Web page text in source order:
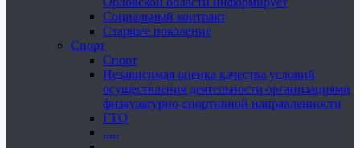
Социальный контракт
Старшее поколение
Спорт
Спорт
Независимая оценка качества условий
осуществления деятельности организациями
физкультурно-спортивной направленности
ГТО
.....